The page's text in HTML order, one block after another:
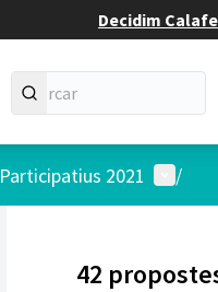
Decidim
2021 Menú
/
42